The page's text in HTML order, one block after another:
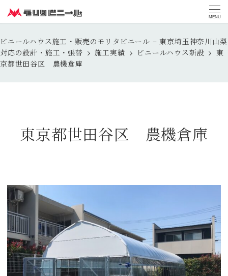
MENU
ビニールハウス施工・販売のモリタビニール – 東京埼玉神奈川山梨
対応の設計・施工・張替
施工実績 ビニールハウス新設
東
京都世田谷区 農機倉庫
東京都世田谷区 農機倉庫